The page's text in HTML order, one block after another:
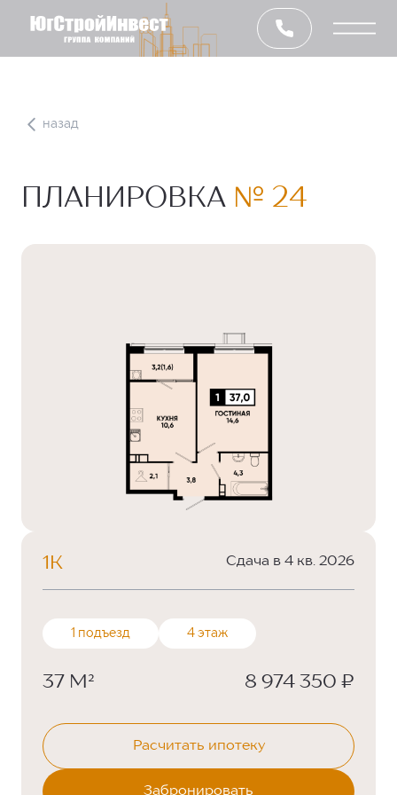
назад
ПЛАНИРОВКА № 24
1К Сдача в 4 кв. 2026
1 подъезд 4 этаж
37 М² 8 974 350 ₽
Расчитать ипотеку
Забронировать